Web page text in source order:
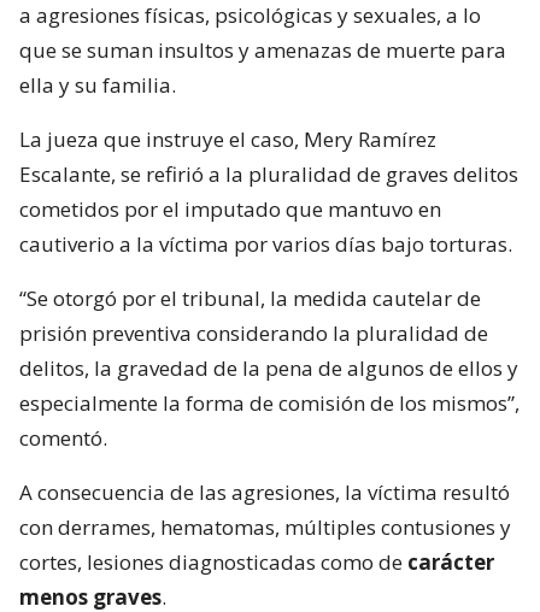
a agresiones físicas, psicológicas y sexuales, a lo
que se suman insultos y amenazas de muerte para
ella y su familia.
La jueza que instruye el caso, Mery Ramírez
Escalante, se refirió a la pluralidad de graves delitos
cometidos por el imputado que mantuvo en
cautiverio a la víctima por varios días bajo torturas.
“Se otorgó por el tribunal, la medida cautelar de
prisión preventiva considerando la pluralidad de
delitos, la gravedad de la pena de algunos de ellos y
especialmente la forma de comisión de los mismos”,
comentó.
A consecuencia de las agresiones, la víctima resultó
con derrames, hematomas, múltiples contusiones y
cortes, lesiones diagnosticadas como de carácter
menos graves.